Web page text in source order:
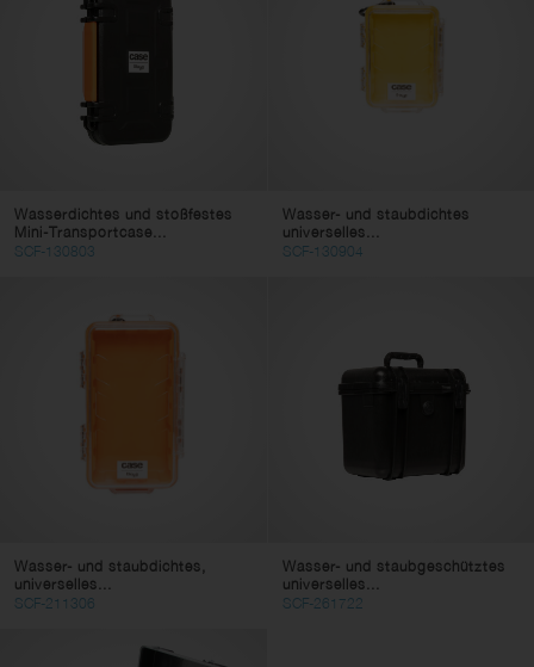
Wasserdichtes und stoßfestes
Mini-Transportcase...
SCF-130803
Wasser- und staubdichtes
universelles...
SCF-130904
Wasser- und staubdichtes,
universelles...
SCF-211306
Wasser- und staubgeschütztes
universelles...
SCF-261722